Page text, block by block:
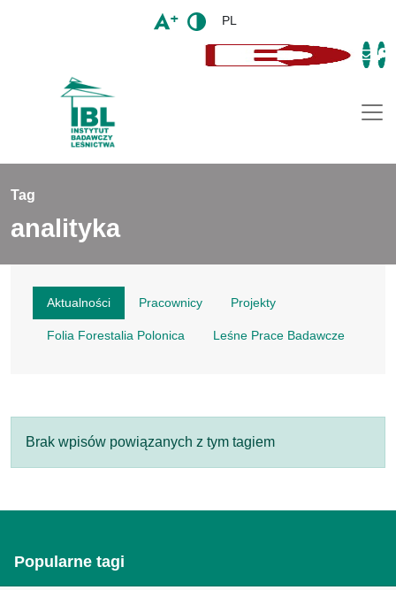
PL
Tag
analityka
Aktualności Pracownicy Projekty
Folia Forestalia Polonica Leśne Prace Badawcze
Brak wpisów powiązanych z tym tagiem
Popularne tagi